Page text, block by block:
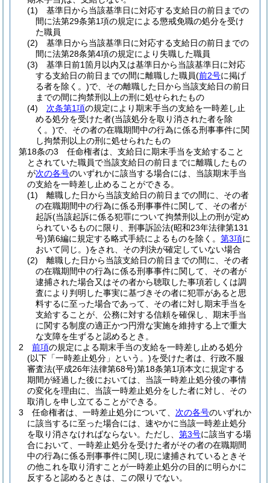
(1)
基準日から当該基準日に対応する支給日の前日までの
間に法第29条第1項の規定による懲戒免職の処分を受け
た職員
(2)
基準日から当該基準日に対応する支給日の前日までの
間に法第28条第4項の規定により失職した職員
(3)
基準日前1箇月以内又は基準日から当該基準日に対応
する支給日の前日までの間に離職した職員(前2号に掲げ
る者を除く。)で、その離職した日から当該支給日の前日
までの間に拘禁刑以上の刑に処せられたもの
(4)
次条第1項の規定により期末手当の支給を一時差し止
める処分を受けた者(当該処分を取り消された者を除
く。)で、その者の在職期間中の行為に係る刑事事件に関
し拘禁刑以上の刑に処せられたもの
第18条の3
任命権者は、支給日に期末手当を支給すること
とされていた職員で当該支給日の前日までに離職したもの
が次の各号のいずれかに該当する場合には、当該期末手当
の支給を一時差し止めることができる。
(1)
離職した日から当該支給日の前日までの間に、その者
の在職期間中の行為に係る刑事事件に関して、その者が
起訴(当該起訴に係る犯罪について拘禁刑以上の刑が定め
られているものに限り、刑事訴訟法(昭和23年法律第131
号)第6編に規定する略式手続によるものを除く。 第3項に
おいて同じ。)をされ、その判決が確定していない場合
(2)
離職した日から当該支給日の前日までの間に、その者
の在職期間中の行為に係る刑事事件に関して、その者が
逮捕された場合又はその者から聴取した事項若しくは調
査により判明した事実に基づきその者に犯罪があると思
料するに至った場合であって、その者に対し期末手当を
支給することが、公務に対する信頼を確保し、期末手当
に関する制度の適正かつ円滑な実施を維持する上で重大
な支障を生ずると認めるとき。
2
前項の規定による期末手当の支給を一時差し止める処分
(以下「一時差止処分」という。)を受けた者は、行政不服
審査法(平成26年法律第68号)第18条第1項本文に規定する
期間が経過した後においては、当該一時差止処分後の事情
の変化を理由に、当該一時差止処分をした者に対し、その
取消しを申し立てることができる。
3
任命権者は、一時差止処分について、 次の各号のいずれか
に該当するに至った場合には、速やかに当該一時差止処分
を取り消さなければならない。 ただし、 第3号に該当する場
合において、一時差止処分を受けた者がその者の在職期間
中の行為に係る刑事事件に関し現に逮捕されているときそ
の他これを取り消すことが一時差止処分の目的に明らかに
反すると認めるときは、この限りでない。